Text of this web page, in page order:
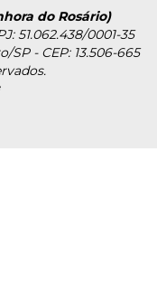
do Rosário)
51.062.438/0001-35
SP - CEP: 13.506-665